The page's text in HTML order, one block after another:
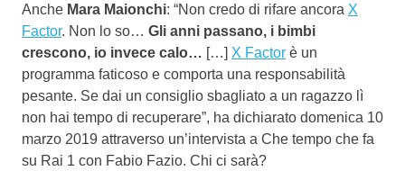
Anche Mara Maionchi: “Non credo di rifare ancora X
Factor. Non lo so… Gli anni passano, i bimbi
crescono, io invece calo… […] X Factor è un
programma faticoso e comporta una responsabilità
pesante. Se dai un consiglio sbagliato a un ragazzo lì
non hai tempo di recuperare”, ha dichiarato domenica 10
marzo 2019 attraverso un’intervista a Che tempo che fa
su Rai 1 con Fabio Fazio. Chi ci sarà?